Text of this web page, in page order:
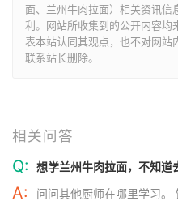
面、兰州牛肉拉面）相关资讯
利。网站所收集到的公开内容均
表本站认同其观点，也不对网
联系站长删除。
相关问答
Q: 想学兰州牛肉拉面，不知道
A:
问问其他厨师在哪里学习